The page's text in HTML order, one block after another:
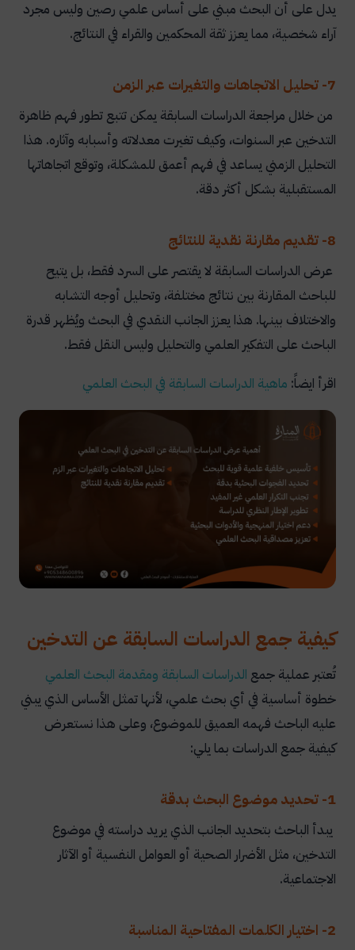
يدل على أن البحث مبني على أساس علمي رصين وليس مجرد
آراء شخصية، مما يعزز ثقة المحكمين والقراء في النتائج.
7- تحليل الاتجاهات والتغيرات عبر الزمن
من خلال مراجعة الدراسات السابقة يمكن تتبع تطور فهم ظاهرة
التدخين عبر السنوات، وكيف تغيرت معدلاته وأسبابه وآثاره. هذا
التحليل الزمني يساعد في فهم أعمق للمشكلة، وتوقع اتجاهاتها
المستقبلية بشكل أكثر دقة.
8- تقديم مقارنة نقدية للنتائج
عرض الدراسات السابقة لا يقتصر على السرد فقط، بل يتيح
للباحث المقارنة بين نتائج مختلفة، وتحليل أوجه التشابه
والاختلاف بينها. هذا يعزز الجانب النقدي في البحث ويُظهر قدرة
الباحث على التفكير العلمي والتحليل وليس النقل فقط.
اقرأ ايضاً: ماهية الدراسات السابقة في البحث العلمي
كيفية جمع الدراسات السابقة عن التدخين
تُعتبر عملية جمع الدراسات السابقة ومقدمة البحث العلمي
خطوة أساسية في أي بحث علمي، لأنها تمثل الأساس الذي يبني
عليه الباحث فهمه العميق للموضوع، وعلى هذا نستعرض
كيفية جمع الدراسات بما يلي:
1- تحديد موضوع البحث بدقة
يبدأ الباحث بتحديد الجانب الذي يريد دراسته في موضوع
التدخين، مثل الأضرار الصحية أو العوامل النفسية أو الآثار
الاجتماعية.
2- اختيار الكلمات المفتاحية المناسبة